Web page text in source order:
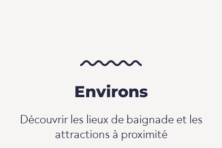
Environs
Découvrir les lieux de baignade et les
attractions à proximité